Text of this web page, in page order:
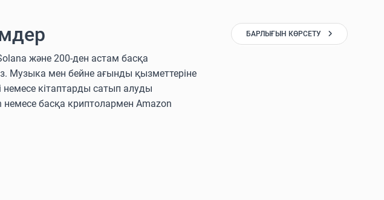
және 200-ден астам басқа
Музыка мен бейне ағынды қызметтеріне
кітаптарды сатып алуды
немесе басқа криптолармен Amazon
БАРЛЫҒЫН КӨРСЕТУ